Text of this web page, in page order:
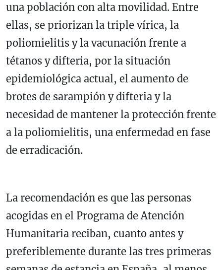
una población con alta movilidad. Entre
ellas, se priorizan la triple vírica, la
poliomielitis y la vacunación frente a
tétanos y difteria, por la situación
epidemiológica actual, el aumento de
brotes de sarampión y difteria y la
necesidad de mantener la protección frente
a la poliomielitis, una enfermedad en fase
de erradicación.
La recomendación es que las personas
acogidas en el Programa de Atención
Humanitaria reciban, cuanto antes y
preferiblemente durante las tres primeras